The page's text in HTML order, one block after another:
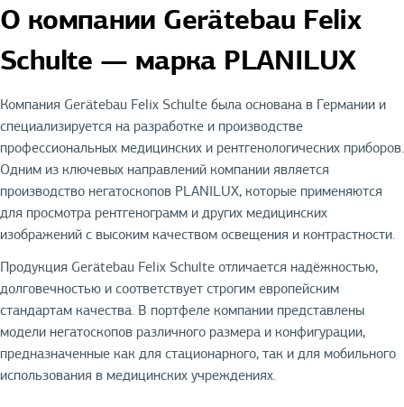
О компании Gerätebau Felix
Schulte — марка PLANILUX
Компания Gerätebau Felix Schulte была основана в Германии и
специализируется на разработке и производстве
профессиональных медицинских и рентгенологических приборов.
Одним из ключевых направлений компании является
производство негатоскопов PLANILUX, которые применяются
для просмотра рентгенограмм и других медицинских
изображений с высоким качеством освещения и контрастности.
Продукция Gerätebau Felix Schulte отличается надёжностью,
долговечностью и соответствует строгим европейским
стандартам качества. В портфеле компании представлены
модели негатоскопов различного размера и конфигурации,
предназначенные как для стационарного, так и для мобильного
использования в медицинских учреждениях.